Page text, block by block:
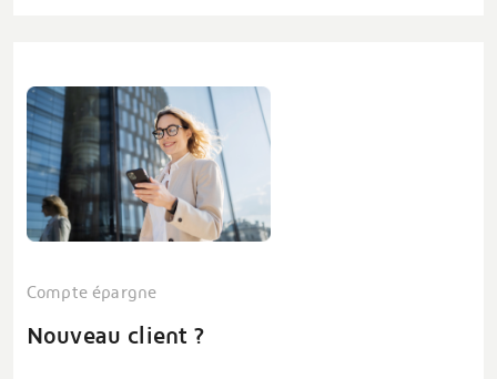
Compte épargne
Nouveau client ?